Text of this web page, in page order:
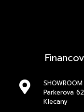
Parkerova
Klecany